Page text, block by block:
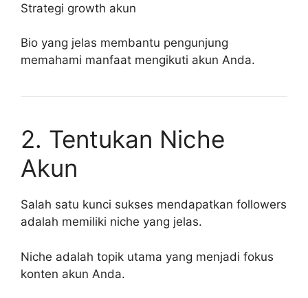
Strategi growth akun
Bio yang jelas membantu pengunjung
memahami manfaat mengikuti akun Anda.
2. Tentukan Niche
Akun
Salah satu kunci sukses mendapatkan followers
adalah memiliki niche yang jelas.
Niche adalah topik utama yang menjadi fokus
konten akun Anda.